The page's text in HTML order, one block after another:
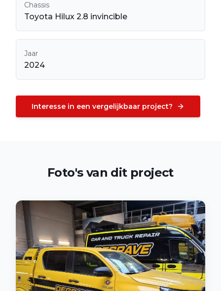
Chassis
Toyota Hilux 2.8 invincible
Jaar
2024
Interesse in een vergelijkbaar project?
Foto's van dit project